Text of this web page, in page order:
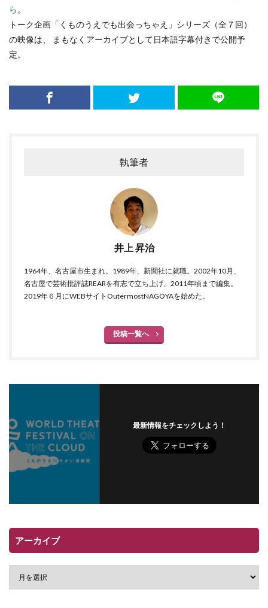
ら 。
トーク企画「くものうえでも出会っちゃえ」シリーズ（全７回）
の映像は、 まもなくアーカイブとして日本語字幕付きで公開予
定。
執筆者
井上 昇治
1964年、名古屋市生まれ。1989年、新聞社に就職。2002年10月、
名古屋で芸術批評誌REARを有志で立ち上げ、2011年頃まで編集。
2019年６月にWEBサイトOutermostNAGOYAを始めた。
投稿一覧へ
最新情報をチェックしよう！
アーカイブ